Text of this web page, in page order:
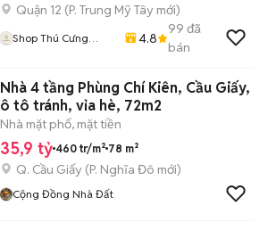
Quận 12 (P. Trung Mỹ Tây mới)
Shop Thú Cưng
4.8
99 đã
bán
Nhà 4 tầng Phùng Chí Kiên, Cầu Giấy,
ô tô tránh, vỉa hè, 72m2
Nhà mặt phố, mặt tiền
35,9 tỷ 460 tr/m² 78 m²
Q. Cầu Giấy (P. Nghĩa Đô mới)
Cộng Đồng Nhà Đất